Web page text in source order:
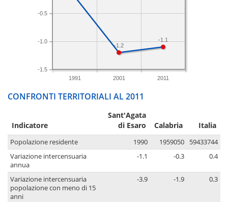
1991 2001 2011
-1.5
-1.0
-0.5
-1.1
-1.2
CONFRONTI TERRITORIALI AL 2011
Indicatore
Sant'Agata
di Esaro
Calabria Italia
Popolazione residente 1990 1959050
59433744
Variazione intercensuaria
annua
-1.1 -0.3 0.4
Variazione intercensuaria
popolazione con meno di 15
anni
-3.9 -1.9 0.3